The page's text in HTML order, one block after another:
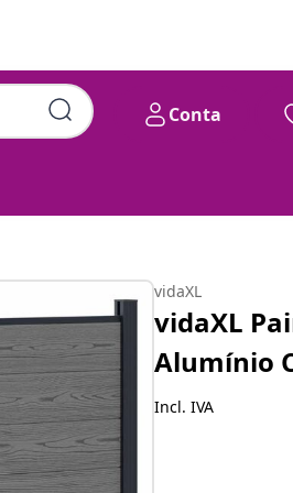
Conta
vidaXL
vidaXL
Alumínio
Incl. IVA